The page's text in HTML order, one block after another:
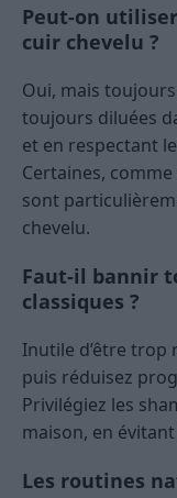
Peut-on
cuir chevelu ?
Oui, mais
toujours diluées
et en respectant
Certaines,
sont
chevelu.
Faut-il bannir
classiques ?
Inutile d’être trop
puis réduisez
Privilégiez les
maison, en
Les routines